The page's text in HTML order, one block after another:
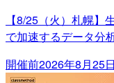
【8/25（火）札幌】
で加速するデータ分
開催前2026年8月25